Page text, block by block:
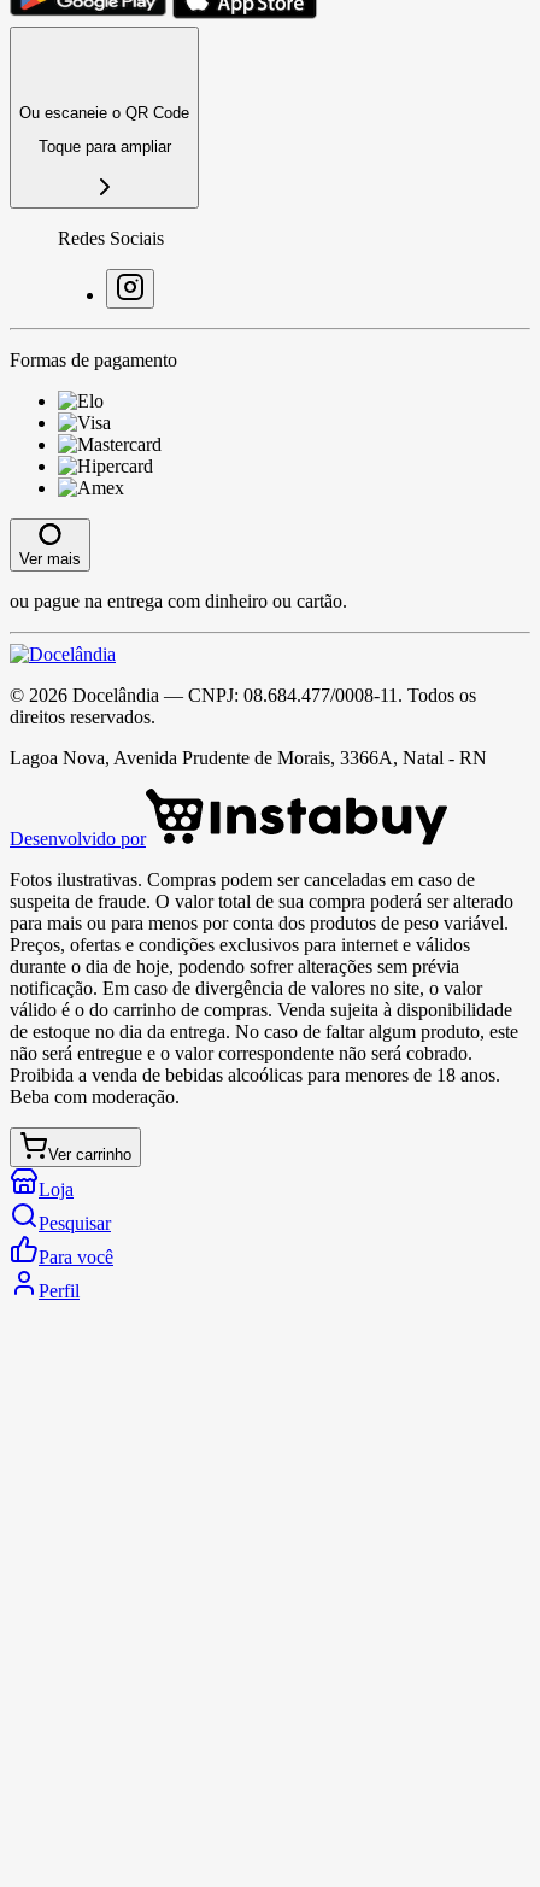
Ou escaneie o QR Code
Toque para ampliar
Redes Sociais
Formas de pagamento
Ver mais
ou pague na entrega com dinheiro ou cartão.
© 2026 Docelândia — CNPJ: 08.684.477/0008-11 . Todos os
direitos reservados.
Lagoa Nova, Avenida Prudente de Morais, 3366A, Natal - RN
Desenvolvido por
Fotos ilustrativas. Compras podem ser canceladas em caso de
suspeita de fraude. O valor total de sua compra poderá ser alterado
para mais ou para menos por conta dos produtos de peso variável.
Preços, ofertas e condições exclusivos para internet e válidos
durante o dia de hoje, podendo sofrer alterações sem prévia
notificação. Em caso de divergência de valores no site, o valor
válido é o do carrinho de compras. Venda sujeita à disponibilidade
de estoque no dia da entrega. No caso de faltar algum produto, este
não será entregue e o valor correspondente não será cobrado.
Proibida a venda de bebidas alcoólicas para menores de 18 anos.
Beba com moderação.
Ver carrinho
Loja
Pesquisar
Para você
Perfil